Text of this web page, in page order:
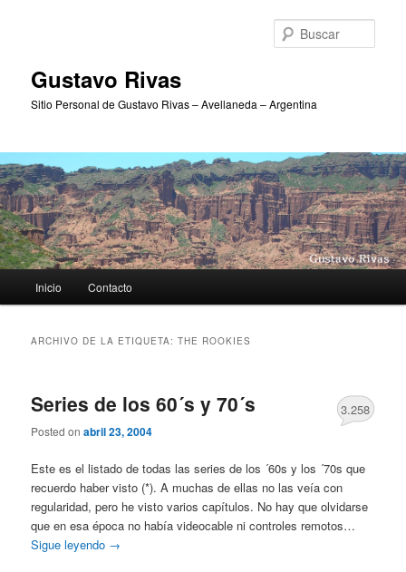
Gustavo Rivas
Sitio Personal de Gustavo Rivas – Avellaneda – Argentina
principal
Inicio Contacto
ARCHIVO DE LA ETIQUETA:THE ROOKIES
Series de los 60´s y 70´s
Posted onabril 23, 2004
3.258
Este es el listado de todas las series de los ´60s y los ´70s que
recuerdo haber visto (*). A muchas de ellas no las veía con
regularidad, pero he visto varios capítulos. No hay que olvidarse
que en esa época no había videocable ni controles remotos…
Sigue leyendo →